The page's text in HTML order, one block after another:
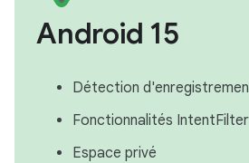
Android 15
Détection
Fonctionnalités
Espace privé